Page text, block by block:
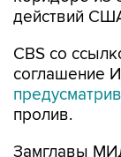
действий
CBS со
соглашение
пролив.
Замглавы